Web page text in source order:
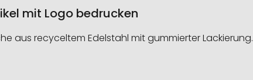
mit Logo bedrucken
aus recyceltem Edelstahl mit gummierter Lackierung.